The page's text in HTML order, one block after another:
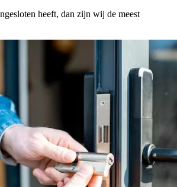
heeft, dan zijn wij de meest